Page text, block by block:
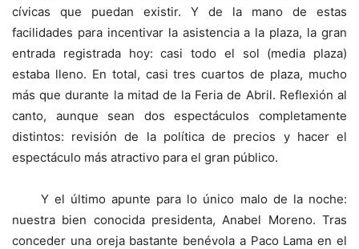
cívicas que puedan existir. Y de la mano de estas
facilidades para incentivar la asistencia a la plaza, la gran
entrada registrada hoy: casi todo el sol (media plaza)
estaba lleno. En total, casi tres cuartos de plaza, mucho
más que durante la mitad de la Feria de Abril. Reflexión al
canto, aunque sean dos espectáculos completamente
distintos: revisión de la política de precios y hacer el
espectáculo más atractivo para el gran público.
Y el último apunte para lo único malo de la noche:
nuestra bien conocida presidenta, Anabel Moreno. Tras
conceder una oreja bastante benévola a Paco Lama en el